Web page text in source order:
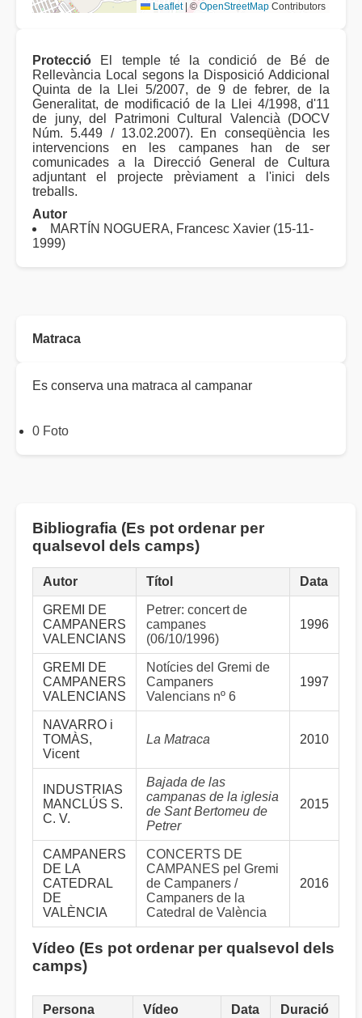
Leaflet © OpenStreetMap Contributors
Protecció El temple té la condició de Bé de
Rellevància Local segons la Disposició Addicional
Quinta de la Llei 5/2007, de 9 de febrer, de la
Generalitat, de modificació de la Llei 4/1998, d'11
de juny, del Patrimoni Cultural Valencià (DOCV
Núm. 5.449 / 13.02.2007). En conseqüència les
intervencions en les campanes han de ser
comunicades a la Direcció General de Cultura
adjuntant el projecte prèviament a l'inici dels
treballs.
Autor
MARTÍN NOGUERA, Francesc Xavier (15-11-
1999)
Matraca
Es conserva una matraca al campanar
0 Foto
Bibliografia (Es pot ordenar per
qualsevol dels camps)
Autor Títol Data
GREMI DE
CAMPANERS
VALENCIANS
Petrer: concert de
campanes
(06/10/1996)
1996
GREMI DE
CAMPANERS
VALENCIANS
Notícies del Gremi de
Campaners
Valencians nº 6
1997
NAVARRO i
TOMÀS,
Vicent
La Matraca 2010
INDUSTRIAS
MANCLÚS S.
C. V.
Bajada de las
campanas de la iglesia
de Sant Bertomeu de
Petrer
2015
CAMPANERS
DE LA
CATEDRAL
DE
VALÈNCIA
CONCERTS DE
CAMPANES pel Gremi
de Campaners /
Campaners de la
Catedral de València
2016
Vídeo (Es pot ordenar per qualsevol dels
camps)
Persona Vídeo Data Duració